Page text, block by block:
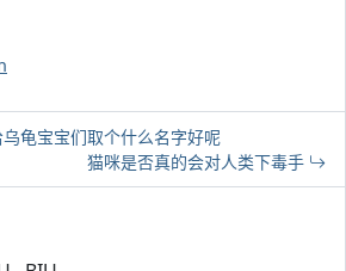
龟宝宝们取个什么名字好呢
猫咪是否真的会对人类下毒手